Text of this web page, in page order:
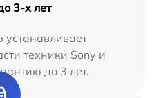
3-х лет
техники Sony и
до 3 лет.